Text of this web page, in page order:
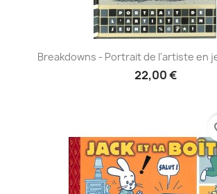
Breakdowns - Portrait de l'artiste en
22,00 €